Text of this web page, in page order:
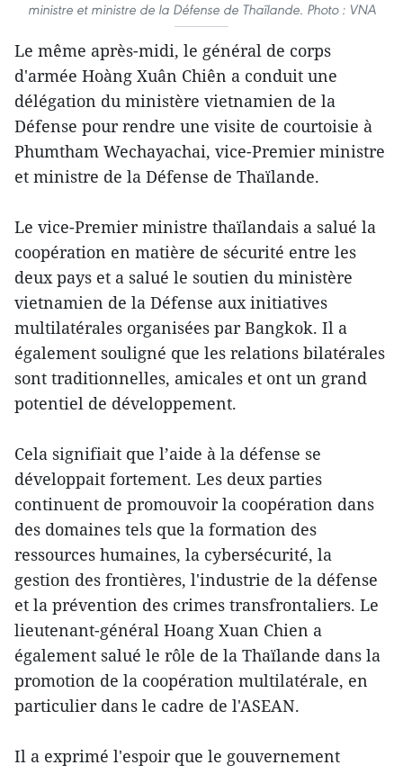
ministre et ministre de la Défense de Thaïlande. Photo : VNA
Le même après-midi, le général de corps
d'armée Hoàng Xuân Chiên a conduit une
délégation du ministère vietnamien de la
Défense pour rendre une visite de courtoisie à
Phumtham Wechayachai, vice-Premier ministre
et ministre de la Défense de Thaïlande.
Le vice-Premier ministre thaïlandais a salué la
coopération en matière de sécurité entre les
deux pays et a salué le soutien du ministère
vietnamien de la Défense aux initiatives
multilatérales organisées par Bangkok. Il a
également souligné que les relations bilatérales
sont traditionnelles, amicales et ont un grand
potentiel de développement.
Cela signifiait que l’aide à la défense se
développait fortement. Les deux parties
continuent de promouvoir la coopération dans
des domaines tels que la formation des
ressources humaines, la cybersécurité, la
gestion des frontières, l'industrie de la défense
et la prévention des crimes transfrontaliers. Le
lieutenant-général Hoang Xuan Chien a
également salué le rôle de la Thaïlande dans la
promotion de la coopération multilatérale, en
particulier dans le cadre de l'ASEAN.
Il a exprimé l'espoir que le gouvernement